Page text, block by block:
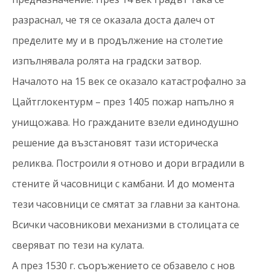
разраснал, че тя се оказала доста далеч от
пределите му и в продължение на столетие
изпълнявала ролята на градски затвор.
Началото на 15 век се оказало катастрофално за
Цайтглокентурм – през 1405 пожар напълно я
унищожава. Но гражданите взели единодушно
решение да възстановят тази историческа
реликва. Построили я отново и дори вградили в
стените й часовници с камбани. И до момента
тези часовници се смятат за главни за кантона.
Всички часовникови механизми в столицата се
сверяват по тези на кулата.
А през 1530 г. съоръжението се обзавело с нов